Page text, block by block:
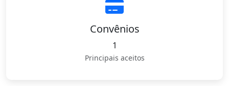
Convênios
1
Principais aceitos